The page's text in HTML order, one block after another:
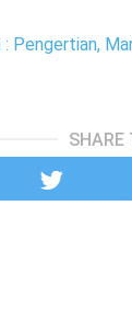
: Pengertian,
SHARE